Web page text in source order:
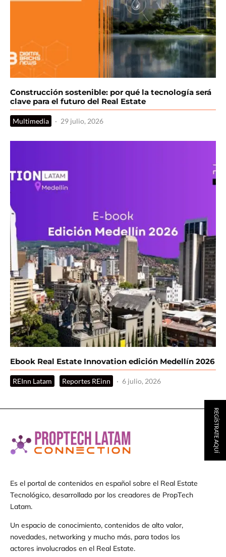
Construcción sostenible: por qué la tecnología será
clave para el futuro del Real Estate
Multimedia · 29 julio, 2026
Ebook Real Estate Innovation edición Medellín 2026
REInn Latam Reportes REinn · 6 julio, 2026
Es el portal de contenidos en español sobre el Real Estate
Tecnológico, desarrollado por los creadores de PropTech
Latam.
Un espacio de conocimiento, contenidos de alto valor,
novedades, networking y mucho más, para todos los
actores involucrados en el Real Estate.
REGÍSTRATE AQUÍ